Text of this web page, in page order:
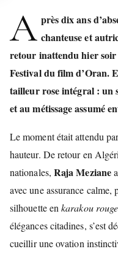
A près dix ans
chanteuse et
retour inattendu hier soir
Festival du film d’Oran.
tailleur rose intégral : un
et au métissage assumé
Le moment était attendu
hauteur. De retour en
nationales, Raja Meziane
avec une assurance calme,
silhouette enkarakou rouge
élégances citadines, s’est
cueillir une ovation